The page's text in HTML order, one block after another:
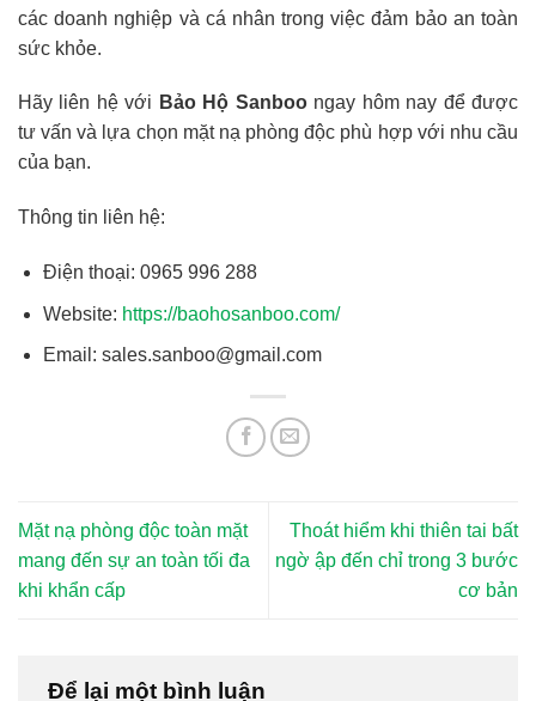
các doanh nghiệp và cá nhân trong việc đảm bảo an toàn
sức khỏe.
Hãy liên hệ với Bảo Hộ Sanboongay hôm nay để được
tư vấn và lựa chọn mặt nạ phòng độc phù hợp với nhu cầu
của bạn.
Thông tin liên hệ:
Điện thoại: 0965 996 288
Website: https://baohosanboo.com/
Email: sales.sanboo@gmail.com
Mặt nạ phòng độc toàn mặt
mang đến sự an toàn tối đa
khi khẩn cấp
Thoát hiểm khi thiên tai bất
ngờ ập đến chỉ trong 3 bước
cơ bản
Để lại một bình luận